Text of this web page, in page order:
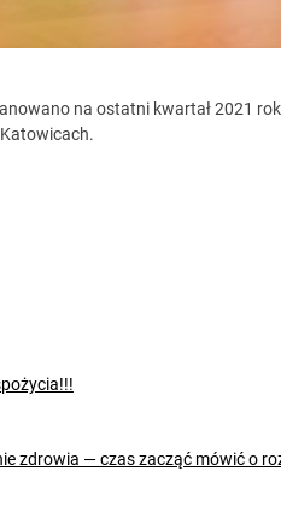
na ostatni kwartał 2021
zdrowia — czas zacząć mówić o